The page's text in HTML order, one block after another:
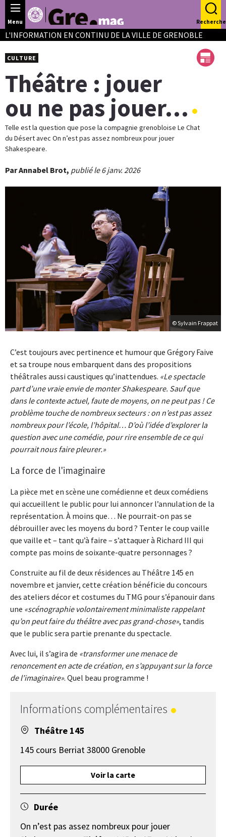
Panneau de gestion des cookies
Menu Recherche
L'INFORMATION EN CONTINU DE LA VILLE DE GRENOBLE
© Sylvain Frappat
Théâtre : jouer
ou ne pas jouer…
Telle est la question que pose la compagnie grenobloise Le Chat
du Désert avec On n’est pas assez nombreux pour jouer
Shakespeare.
CULTURE
Par Annabel Brot, publié le 6 janv. 2026
C’est toujours avec pertinence et humour que Grégory Faive
et sa troupe nous embarquent dans des propositions
théâtrales aussi caustiques qu’inattendues. Le spectacle
part d’une vraie envie de monter Shakespeare. Sauf que
dans le contexte actuel, faute de moyens, on ne peut pas ! Ce
problème touche de nombreux secteurs : on n’est pas assez
nombreux pour l’école, l’hôpital… D’où l’idée d’explorer la
question avec une comédie, pour rire ensemble de ce qui
pourrait nous faire pleurer.
La force de l'imaginaire
La pièce met en scène une comédienne et deux comédiens
qui accueillent le public pour lui annoncer l’annulation de la
représentation. À moins que… Ne pourrait-on pas se
débrouiller avec les moyens du bord ? Tenter le coup vaille
que vaille et – tant qu’à faire – s’attaquer à Richard III qui
compte pas moins de soixante-quatre personnages ?
Construite au fil de deux résidences au Théâtre 145 en
novembre et janvier, cette création bénéficie du concours
des ateliers décor et costumes du TMG pour s’épanouir dans
une scénographie volontairement minimaliste rappelant
qu’on peut faire du théâtre avec pas grand-chose , tandis
que le public sera partie prenante du spectacle.
Avec lui, il s’agira de transformer une menace de
renoncement en acte de création, en s’appuyant sur la force
de l’imaginaire . Quel beau programme !
Informations complémentaires
Théâtre 145
145 cours Berriat 38000 Grenoble
Voir la carte
Durée
On n’est pas assez nombreux pour jouer